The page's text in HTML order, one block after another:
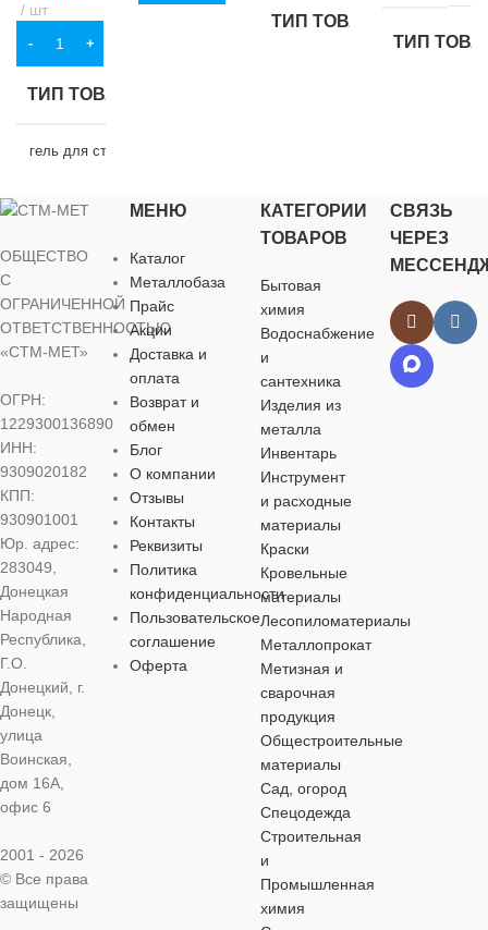
шт
В КОРЗИНУ
ТИП ТОВАРА
гель для стирки
НАЗНАЧЕНИЕ
для белых тканей,
для цветных тканей
БРЕНД Персил
бутылка
ОБЪЕМ 1,3 л
ОСОБЕННОСТИ
антибактериальное ,
гипоаллергенное
ТИП ТОВАРА
для цветных тканей,
универсальный
БРЕНД
картонная пачка
ВЕС 450 г
антибактериальное
гипоаллергенное
ТИП
автомат,
цветных
БРЕНД
ОБЩЕСТВО
С
ОГРАНИЧЕННОЙ
ОТВЕТСТВЕННОСТЬЮ
«СТМ-МЕТ»
ОГРН:
1229300136890
ИНН:
9309020182
КПП:
930901001
Юр. адрес:
283049,
Донецкая
Народная
Республика,
Г.О.
Донецкий, г.
Донецк,
улица
Воинская,
дом 16А,
офис 6
2001 - 2026
© Все права
защищены
МЕНЮ
Каталог
Металлобаза
Прайс
Акции
Доставка и
оплата
Возврат и
обмен
Блог
О компании
Отзывы
Контакты
Реквизиты
Политика
конфиденциальности
Пользовательское
соглашение
Оферта
КАТЕГОРИИ
ТОВАРОВ
Бытовая
химия
Водоснабжение
и
сантехника
Изделия из
металла
Инвентарь
Инструмент
и расходные
материалы
Краски
Кровельные
материалы
Лесопиломатериалы
Металлопрокат
Метизная и
сварочная
продукция
Общестроительные
материалы
Сад, огород
Спецодежда
Строительная
и
Промышленная
химия
СВЯЗЬ
ЧЕРЕЗ